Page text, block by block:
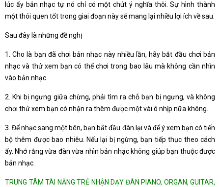
lúc ấy bản nhạc tự nó chỉ có một chút ý nghĩa thôi. Sự hình thành
một thói quen tốt trong giai đoạn này sẽ mang lại nhiều lợi ích về sau.
Sau đây là những đề nghị
1. Cho là bạn đã chơi bản nhạc này nhiều lần, hãy bắt đầu chơi bản
nhạc và thử xem bạn có thể chơi trong bao lâu mà không cần nhìn
vào bản nhạc.
2. Khi bị ngưng giữa chừng, phải tìm ra chỗ bạn bị ngưng, và không
chơi thử xem bạn có nhận ra thêm được một vài ô nhịp nữa không.
3. Để nhạc sang một bên, bạn bắt đầu đàn lại và để ý xem bạn có tiến
bộ thêm được bao nhiêu. Nếu lại bị ngừng, bạn tiếp thục theo cách
ấy. Nhớ rằng vừa đàn vừa nhìn bản nhạc không giúp bạn thuộc được
bản nhạc.
TRUNG TÂM TÀI NĂNG TRẺ NHẬN DẠY ĐÀN PIANO, ORGAN, GUITAR,